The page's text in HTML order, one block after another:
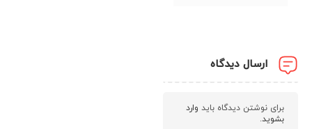
ارسال دیدگاه
برای نوشتن دیدگاه باید وارد
بشوید.